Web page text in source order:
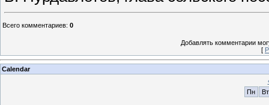
Всего комментариев: 0
Добавлять комментарии
[
Calendar
Пн
Вт